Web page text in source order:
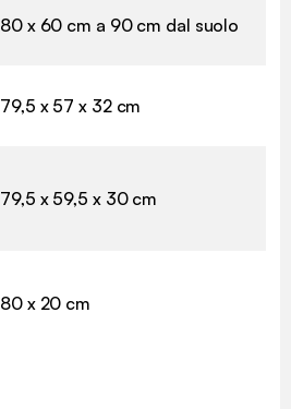
80 x 60 cm a 90 cm dal suolo
79,5 x 57 x 32 cm
79,5 x 59,5 x 30 cm
80 x 20 cm